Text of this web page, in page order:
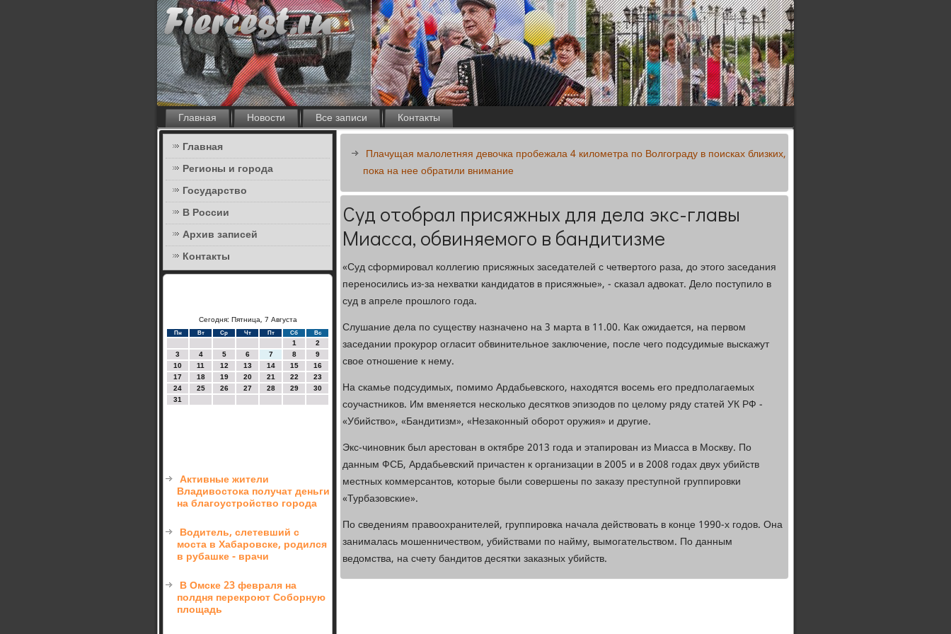
Главная Новости Все записи
Контакты
Главная
Регионы и города
Государство
В России
Архив записей
Контакты
Сегодня: Пятница, 7 Августа
Пн Вт Ср Чт Пт Сб Вс
1
2
3
4 5 6 7 8
9
10
11 12 13 14 15
16
17
18 19 20 21 22
23
24
25 26 27 28 29
30
31
Активные жители
Владивостока получат деньги
на благоустройство города
Водитель, слетевший с
моста в Хабаровске, родился
в рубашке - врачи
В Омске 23 февраля на
полдня перекроют Соборную
площадь
Плачущая малолетняя девочка пробежала 4 километра по Волгограду в поисках близких,
пока на нее обратили внимание
Суд отобрал присяжных для дела экс-главы
Миасса, обвиняемого в бандитизме
«Суд сформировал коллегию присяжных заседателей с четвертого раза, до этого заседания
переносились из-за нехватки кандидатов в присяжные», - сказал адвокат. Дело поступило в
суд в апреле прошлого года.
Слушание дела по существу назначено на 3 марта в 11.00. Как ожидается, на первом
заседании прокурор огласит обвинительное заключение, после чего подсудимые выскажут
свое отношение к нему.
На скамье подсудимых, помимо Ардабьевского, находятся восемь его предполагаемых
соучастников. Им вменяется несколько десятков эпизодов по целому ряду статей УК РФ -
«Убийство», «Бандитизм», «Незаконный оборот оружия» и другие.
Экс-чиновник был арестован в октябре 2013 года и этапирован из Миасса в Москву. По
данным ФСБ, Ардабьевский причастен к организации в 2005 и в 2008 годах двух убийств
местных коммерсантов, которые были совершены по заказу преступной группировки
«Турбазовские».
По сведениям правоохранителей, группировка начала действовать в конце 1990-х годов. Она
занималась мошенничеством, убийствами по найму, вымогательством. По данным
ведомства, на счету бандитов десятки заказных убийств.